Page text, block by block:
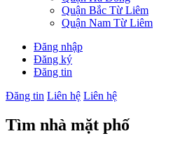
Quận Bắc Từ Liêm
Quận Nam Từ Liêm
Đăng nhập
Đăng ký
Đăng tin
Đăng tin Liên hệ Liên hệ
Tìm nhà mặt phố